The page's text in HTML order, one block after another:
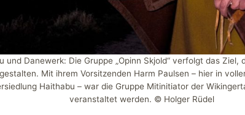
und Danewerk: Die Gruppe „Opinn Skjold“ verfolgt das Ziel,
Mit ihrem Vorsitzenden Harm Paulsen – hier in
Haithabu – war die Gruppe Mitinitiator der
veranstaltet werden. © Holger Rüdel